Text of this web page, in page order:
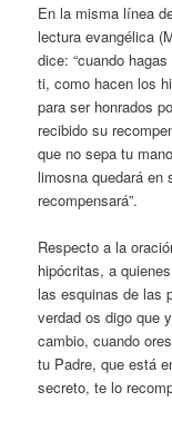
En la misma línea
lectura evangélica
dice: “cuando
ti, como hacen los
para ser honrados
recibido su
que no sepa tu
limosna quedará en
recompensará”.
Respecto a la
hipócritas, a
las esquinas de las
verdad os digo que
cambio, cuando
tu Padre, que está
secreto, te lo